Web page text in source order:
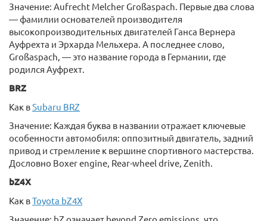
Значение: Aufrecht Melcher Großaspach. Первые два слова
— фамилии основателей производителя
высокопроизводительных двигателей Ганса Вернера
Ауфрехта и Эрхарда Мельхера. А последнее слово,
Großaspach, — это название города в Германии, где
родился Ауфрехт.
BRZ
Как вSubaru BRZ
Значение: Каждая буква в названии отражает ключевые
особенности автомобиля: оппозитный двигатель, задний
привод и стремление к вершине спортивного мастерства.
Дословно Boxer engine, Rear-wheel drive, Zenith.
bZ4X
Как вToyota bZ4X